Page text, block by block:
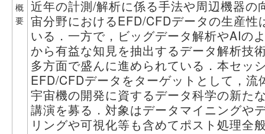
概
要
近年の計測/解析に係る手法や周辺機器の
宙分野におけるEFD/CFDデータの生産性
いる．一方で，ビッグデータ解析やAIの
から有益な知見を抽出するデータ解析技
多方面で盛んに進められている．本セッ
EFD/CFDデータをターゲットとして，流
宇宙機の開発に資するデータ科学の新た
講演を募る．対象はデータマイニングや
リングや可視化等も含めてポスト処理全